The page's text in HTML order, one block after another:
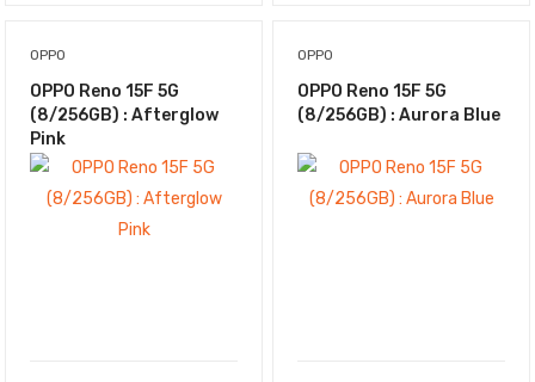
OPPO
OPPO Reno 15F 5G
(8/256GB) : Afterglow
Pink
OPPO
OPPO Reno 15F 5G
(8/256GB) : Aurora Blue